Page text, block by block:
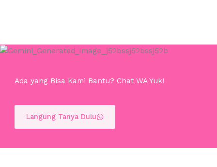
Ada yang Bisa Kami Bantu? Chat WA Yuk!
Langung Tanya Dulu